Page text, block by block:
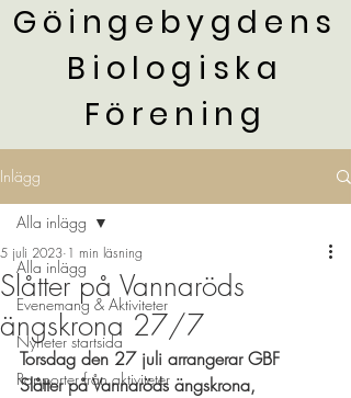
Göingebygdens
Biologiska
Förening
Inlägg
Alla inlägg
Evenemang & Aktiviteter
Nyheter startsida
Rapporter från aktiviteter
Alla inlägg
Slåtter på Vannaröds
ängskrona 27/7
5 juli 2023 1 min läsning
Torsdag den 27 juli arrangerar GBF
Slåtter på Vannaröds ängskrona,